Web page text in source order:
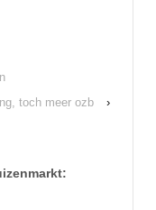
toch meer ozb
›